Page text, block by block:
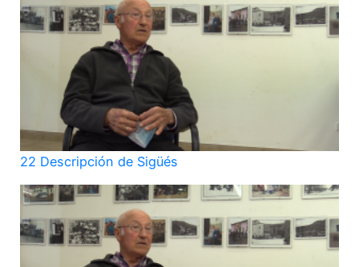
22 Descripción de Sigüés